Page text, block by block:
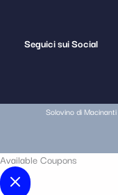
Seguici sui Social
Solovino di
Available Coupons